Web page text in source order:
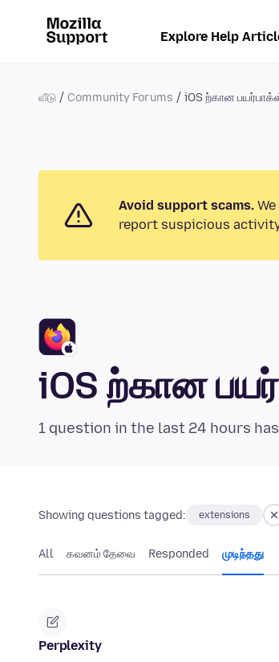
Explore Help
வீடு Community Forums iOS ற்கான
Avoid support scams.
report suspicious
iOS ற்கான
1 question in the last 24 hours
Showing questions tagged: extensions
All கவனம் தேவை Responded முடிந்தது
Perplexity